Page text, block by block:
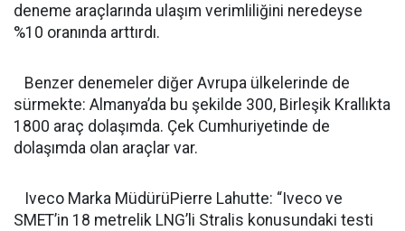
deneme araçlarında ulaşım verimliliğini neredeyse
%10 oranında arttırdı.
Benzer denemeler diğer Avrupa ülkelerinde de
sürmekte: Almanya’da bu şekilde 300, Birleşik Krallıkta
1800 araç dolaşımda. Çek Cumhuriyetinde de
dolaşımda olan araçlar var.
Iveco Marka MüdürüPierre Lahutte: “Iveco ve
SMET’in 18 metrelik LNG’li Stralis konusundaki testi